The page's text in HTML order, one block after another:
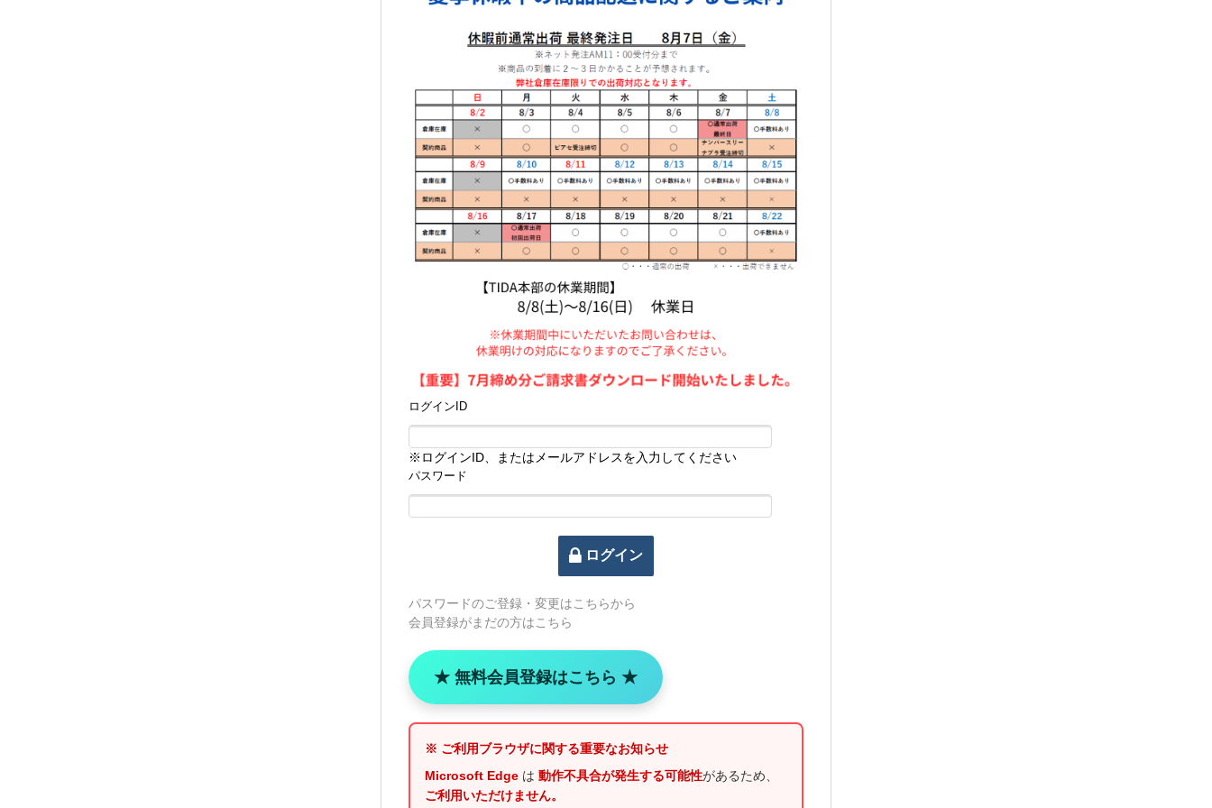
ログインID
※ログインID、またはメールアドレスを入力してください
パスワード
ログイン
パスワードのご登録・変更はこちらから
会員登録がまだの方はこちら
★ 無料会員登録はこちら ★
※ ご利用ブラウザに関する重要なお知らせ
Microsoft Edge は 動作不具合が発生する可能性があるため、
ご利用いただけません。